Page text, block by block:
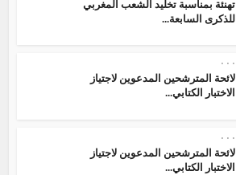
تهنئة بمناسبة تخليد الشعب المغربي
للذكرى السابعة...
•
•
•
لائحة المترشحين المدعوين لاجتياز
الاختبار الكتابي...
•
•
•
لائحة المترشحين المدعوين لاجتياز
الاختبار الكتابي...